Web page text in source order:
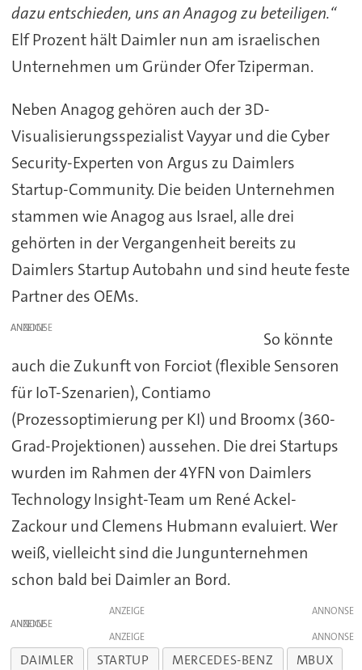
dazu entschieden, uns an Anagog zu beteiligen.“
Elf Prozent hält Daimler nun am israelischen
Unternehmen um Gründer Ofer Tziperman.
Neben Anagog gehören auch der 3D-
Visualisierungsspezialist Vayyar und die Cyber
Security-Experten von Argus zu Daimlers
Startup-Community. Die beiden Unternehmen
stammen wie Anagog aus Israel, alle drei
gehörten in der Vergangenheit bereits zu
Daimlers Startup Autobahn und sind heute feste
Partner des OEMs.
ANZEIGE
So könnte
auch die Zukunft von Forciot (flexible Sensoren
für IoT-Szenarien), Contiamo
(Prozessoptimierung per KI) und Broomx (360-
Grad-Projektionen) aussehen. Die drei Startups
wurden im Rahmen der 4YFN von Daimlers
Technology Insight-Team um René Ackel-
Zackour und Clemens Hubmann evaluiert. Wer
weiß, vielleicht sind die Jungunternehmen
schon bald bei Daimler an Bord.
ANZEIGE
ANZEIGE
ANZEIGE
DAIMLER STARTUP MERCEDES-BENZ
MBUX